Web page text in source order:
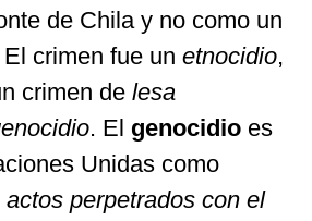
de Chila y no como un
crimen fue un etnocidio,
crimen de lesa
. El genocidio es
Unidas como
actos perpetrados con el